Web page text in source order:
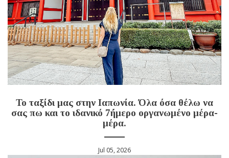
Το ταξίδι μας στην Ιαπωνία. Όλα όσα θέλω να
σας πω και το ιδανικό 7ήμερο οργανωμένο μέρα-
μέρα.
Jul 05, 2026